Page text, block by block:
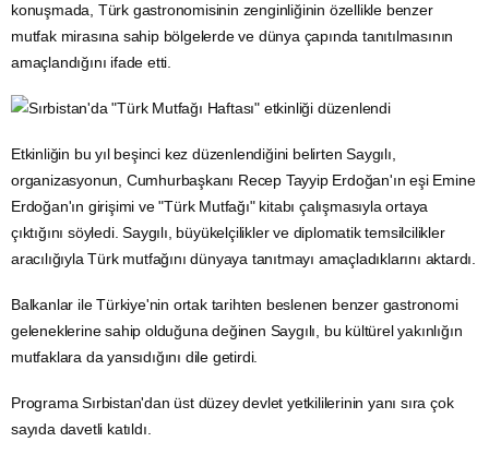
konuşmada, Türk gastronomisinin zenginliğinin özellikle benzer
mutfak mirasına sahip bölgelerde ve dünya çapında tanıtılmasının
amaçlandığını ifade etti.
Etkinliğin bu yıl beşinci kez düzenlendiğini belirten Saygılı,
organizasyonun, Cumhurbaşkanı Recep Tayyip Erdoğan'ın eşi Emine
Erdoğan'ın girişimi ve "Türk Mutfağı" kitabı çalışmasıyla ortaya
çıktığını söyledi. Saygılı, büyükelçilikler ve diplomatik temsilcilikler
aracılığıylaTürk mutfağını dünyaya tanıtmayı amaçladıklarını aktardı.
Balkanlar ile Türkiye'nin ortak tarihten beslenen benzer gastronomi
geleneklerine sahip olduğuna değinen Saygılı, bu kültürel yakınlığın
mutfaklara da yansıdığını dile getirdi.
Programa Sırbistan'dan üst düzey devlet yetkililerinin yanı sıra çok
sayıda davetli katıldı.